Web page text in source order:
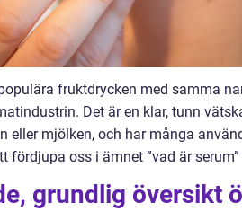
fruktdrycken med samma
Det är en klar, tunn
eller mjölken, och har många
fördjupa oss i ämnet ”vad är
grundlig översikt